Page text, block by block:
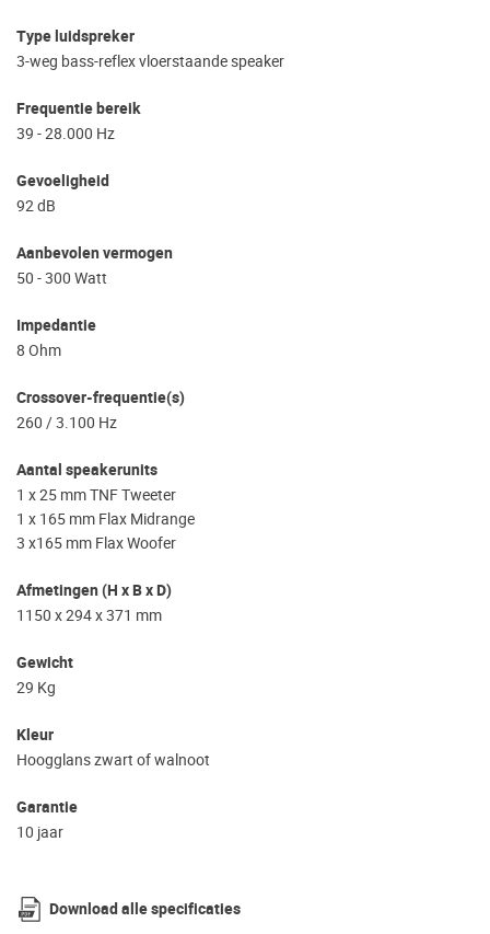
Type luidspreker
3-weg bass-reflex vloerstaande speaker
Frequentie bereik
39 - 28.000 Hz
Gevoeligheid
92 dB
Aanbevolen vermogen
50 - 300 Watt
Impedantie
8 Ohm
Crossover-frequentie(s)
260 / 3.100 Hz
Aantal speakerunits
1 x 25 mm TNF Tweeter
1 x 165 mm Flax Midrange
3 x165 mm Flax Woofer
Afmetingen (H x B x D)
1150 x 294 x 371 mm
Gewicht
29 Kg
Kleur
Hoogglans zwart of walnoot
Garantie
10 jaar
Download alle specificaties